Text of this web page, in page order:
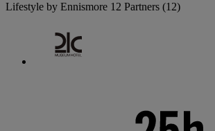
Lifestyle by Ennismore 12 Partners (12)